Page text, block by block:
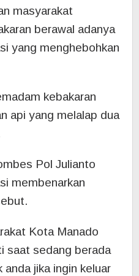
masyarakat
berawal adanya
yang menghebohkan
kebakaran
api yang melalap dua
Pol Julianto
membenarkan
Kota Manado
saat sedang berada
jika ingin keluar